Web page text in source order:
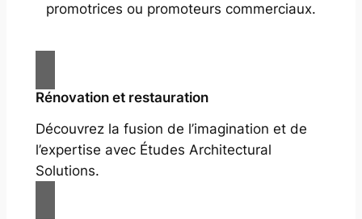
promotrices ou promoteurs commerciaux.
Rénovation et restauration
Découvrez la fusion de l’imagination et de
l’expertise avec Études Architectural
Solutions.